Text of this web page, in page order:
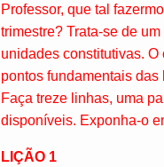
Professor, que tal
trimestre? Trata-se de
unidades constitutivas.
pontos fundamentais
Faça treze linhas, uma
disponíveis. Exponha-o
LIÇÃO 1